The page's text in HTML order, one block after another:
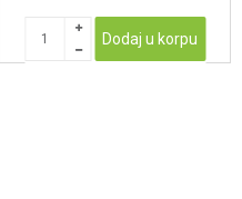
Dodaj u korpu